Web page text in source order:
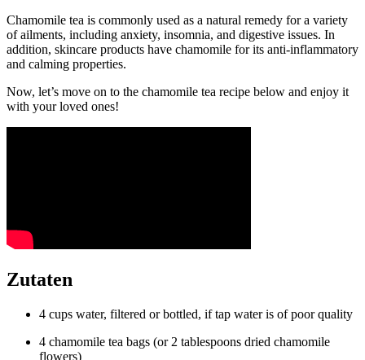
Chamomile tea is commonly used as a natural remedy for a variety
of ailments, including anxiety, insomnia, and digestive issues. In
addition, skincare products have chamomile for its anti-inflammatory
and calming properties.
Now, let’s move on to the chamomile tea recipe below and enjoy it
with your loved ones!
Zutaten
4 cups water, filtered or bottled, if tap water is of poor quality
4 chamomile tea bags (or 2 tablespoons dried chamomile
flowers)